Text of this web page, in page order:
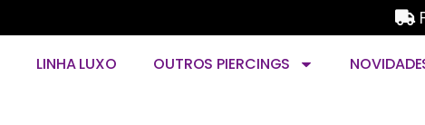
LINHA LUXO OUTROS PIERCINGS